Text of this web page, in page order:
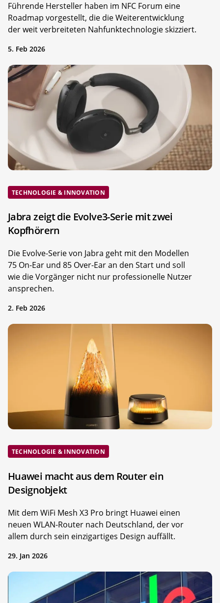
Führende Hersteller haben im NFC Forum eine
Roadmap vorgestellt, die die Weiterentwicklung
der weit verbreiteten Nahfunktechnologie skizziert.
5. Feb 2026
TECHNOLOGIE & INNOVATION
Jabra zeigt die Evolve3-Serie mit zwei
Kopfhörern
Die Evolve-Serie von Jabra geht mit den Modellen
75 On-Ear und 85 Over-Ear an den Start und soll
wie die Vorgänger nicht nur professionelle Nutzer
ansprechen.
2. Feb 2026
TECHNOLOGIE & INNOVATION
Huawei macht aus dem Router ein
Designobjekt
Mit dem WiFi Mesh X3 Pro bringt Huawei einen
neuen WLAN-Router nach Deutschland, der vor
allem durch sein einzigartiges Design auffällt.
29. Jan 2026